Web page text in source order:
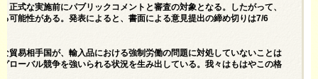
正式な実施前にパブリックコメントと審査の対象となる。したがって、
可能性がある。発表によると、書面による意見提出の締め切りは7/6
貿易相手国が、輸入品における強制労働の問題に対処していないことは
ローバル競争を強いられる状況を生み出している。我々はもはやこの格